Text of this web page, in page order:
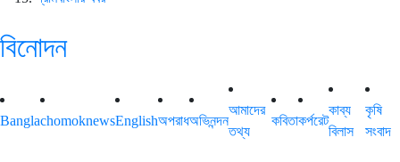
বিনোদন
BanglachomoknewsEnglishঅপরাধঅভিনন্দন
আমাদের
তথ্য
কবিতাকর্পরেট
কাব্য
বিলাস
কৃষি
সংবাদ